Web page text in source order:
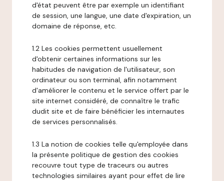
d'état peuvent être par exemple un identifiant
de session, une langue, une date d'expiration, un
domaine de réponse, etc.
1.2 Les cookies permettent usuellement
d'obtenir certaines informations sur les
habitudes de navigation de l'utilisateur, son
ordinateur ou son terminal, afin notamment
d'améliorer le contenu et le service offert par le
site internet considéré, de connaître le trafic
dudit site et de faire bénéficier les internautes
de services personnalisés.
1.3 La notion de cookies telle qu'employée dans
la présente politique de gestion des cookies
recouvre tout type de traceurs ou autres
technologies similaires ayant pour effet de lire